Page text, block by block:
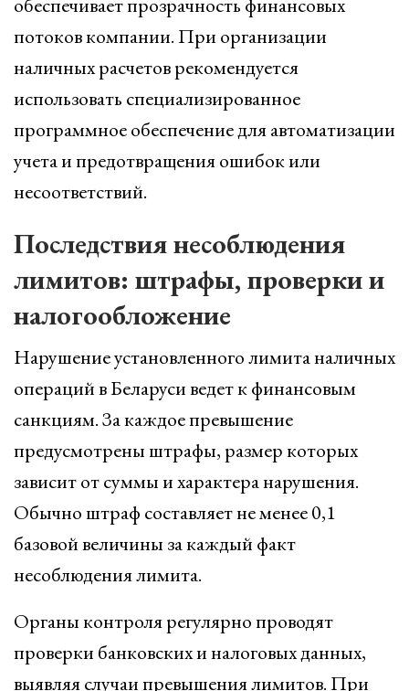
потоков компании. При организации
наличных расчетов рекомендуется
использовать специализированное
программное обеспечение для автоматизации
учета и предотвращения ошибок или
несоответствий.
Последствия несоблюдения
лимитов: штрафы, проверки и
налогообложение
Нарушение установленного лимита наличных
операций в Беларуси ведет к финансовым
санкциям. За каждое превышение
предусмотрены штрафы, размер которых
зависит от суммы и характера нарушения.
Обычно штраф составляет не менее 0,1
базовой величины за каждый факт
несоблюдения лимита.
Органы контроля регулярно проводят
проверки банковских и налоговых данных,
выявляя случаи превышения лимитов. При